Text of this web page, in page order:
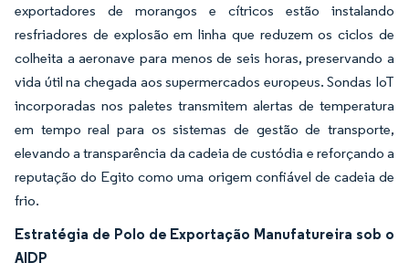
exportadores de morangos e cítricos estão instalando
resfriadores de explosão em linha que reduzem os ciclos de
colheita a aeronave para menos de seis horas, preservando a
vida útil na chegada aos supermercados europeus. Sondas IoT
incorporadas nos paletes transmitem alertas de temperatura
em tempo real para os sistemas de gestão de transporte,
elevando a transparência da cadeia de custódia e reforçando a
reputação do Egito como uma origem confiável de cadeia de
frio.
Estratégia de Polo de Exportação Manufatureira sob o
AIDP